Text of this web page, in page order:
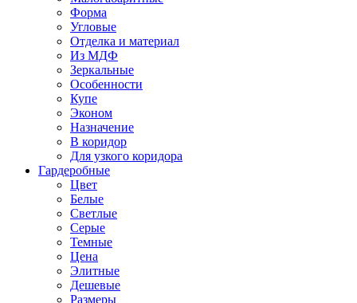
Форма
Угловые
Отделка и материал
Из МДФ
Зеркальные
Особенности
Купе
Эконом
Назначение
В коридор
Для узкого коридора
Гардеробные
Цвет
Белые
Светлые
Серые
Темные
Цена
Элитные
Дешевые
Размеры